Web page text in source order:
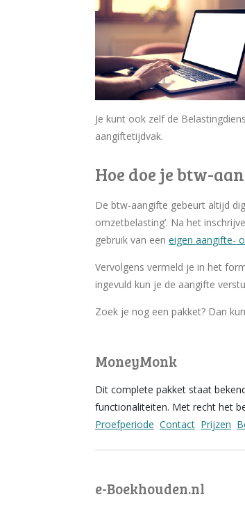
Je kunt ook zelf de
aangiftetijdvak.
Hoe doe je btw-
De btw-aangifte gebeurt altijd
omzetbelasting’. Na het
gebruik van een eigen aangifte-
Vervolgens vermeld je in het
ingevuld kun je de aangifte
Zoek je nog een pakket? Dan
MoneyMonk
Dit complete pakket staat
functionaliteiten. Met recht het
Proefperiode Contact Prijzen
e-Boekhouden.nl